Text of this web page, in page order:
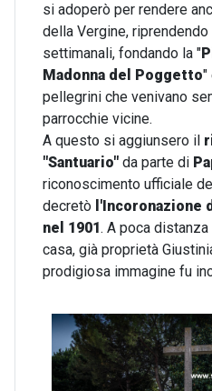
si adoperò per rendere
della Vergine,
settimanali, fondando la "
Madonna del Poggetto"
pellegrini che venivano
parrocchie vicine.
A questo si aggiunsero il
"Santuario" da parte di
riconoscimento ufficiale
decretò l'Incoronazione
nel 1901. A poca
casa, già proprietà
prodigiosa immagine fu